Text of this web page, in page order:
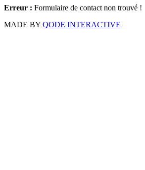
Erreur : Formulaire de contact non trouvé !
MADE BY QODE INTERACTIVE